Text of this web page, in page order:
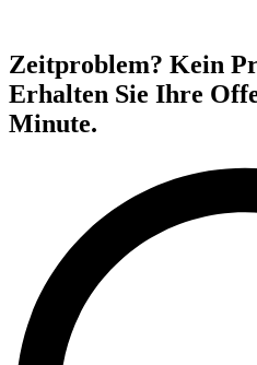
Zeitproblem? Kein
Erhalten Sie Ihre
Minute.